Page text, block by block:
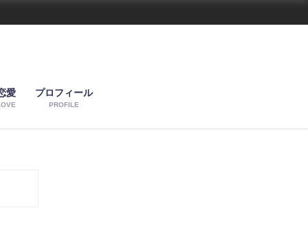
愛 プロフィール
PROFILE